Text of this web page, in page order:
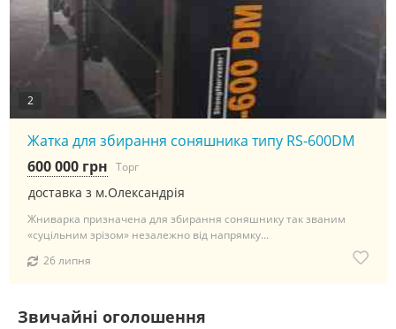
2
Жатка для збирання соняшника типу RS-600DM
доставка з м.Олександрія
600 000 грн Торг
Жниварка призначена для збирання соняшнику так званим
«суцільним зрізом» незалежно від напрямку...
26 липня
Звичайні оголошення